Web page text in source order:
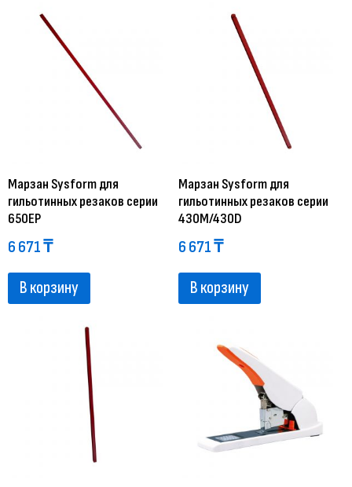
Марзан Sysform для
гильотинных резаков серии
650EP
6 671₸
В корзину
Марзан Sysform для
гильотинных резаков серии
430M/430D
6 671₸
В корзину